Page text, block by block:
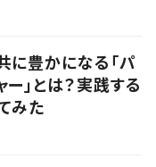
に豊かになる「パ
」とは？実践する
みた